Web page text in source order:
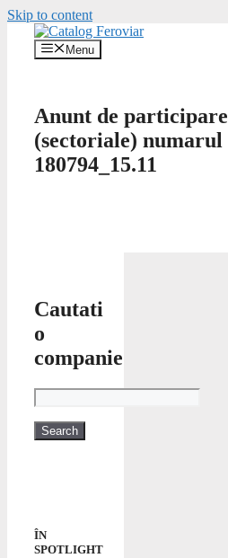
Skip to content
Menu
Anunt de participare
(sectoriale) numarul
180794_15.11
Cautati
o
companie
ÎN
SPOTLIGHT